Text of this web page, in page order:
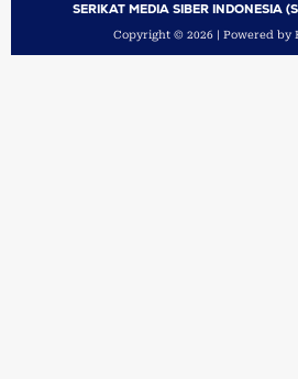
SERIKAT MEDIA SIBER INDONESIA
Copyright © 2026 | Powered by